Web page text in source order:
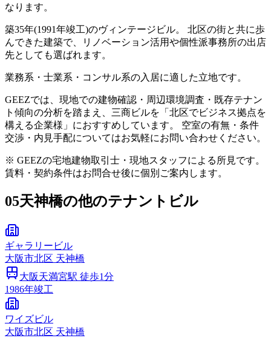
なります。
築35年(1991年竣工)のヴィンテージビル。 北区の街と共に歩
んできた建築で、リノベーション活用や個性派事務所の出店
先としても選ばれます。
業務系・士業系・コンサル系の入居に適した立地です。
GEEZでは、現地での建物確認・周辺環境調査・既存テナン
ト傾向の分析を踏まえ、三商ビルを「北区でビジネス拠点を
構える企業様」におすすめしています。 空室の有無・条件
交渉・内見手配についてはお気軽にお問い合わせください。
※ GEEZの宅地建物取引士・現地スタッフによる所見です。
賃料・契約条件はお問合せ後に個別ご案内します。
05天神橋の他のテナントビル
ギャラリービル
大阪市北区 天神橋
大阪天満宮駅 徒歩1分
1986年竣工
ワイズビル
大阪市北区 天神橋